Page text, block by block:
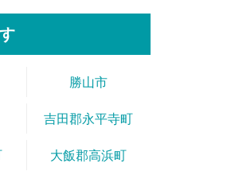
勝山市
吉田郡永平寺町
大飯郡高浜町